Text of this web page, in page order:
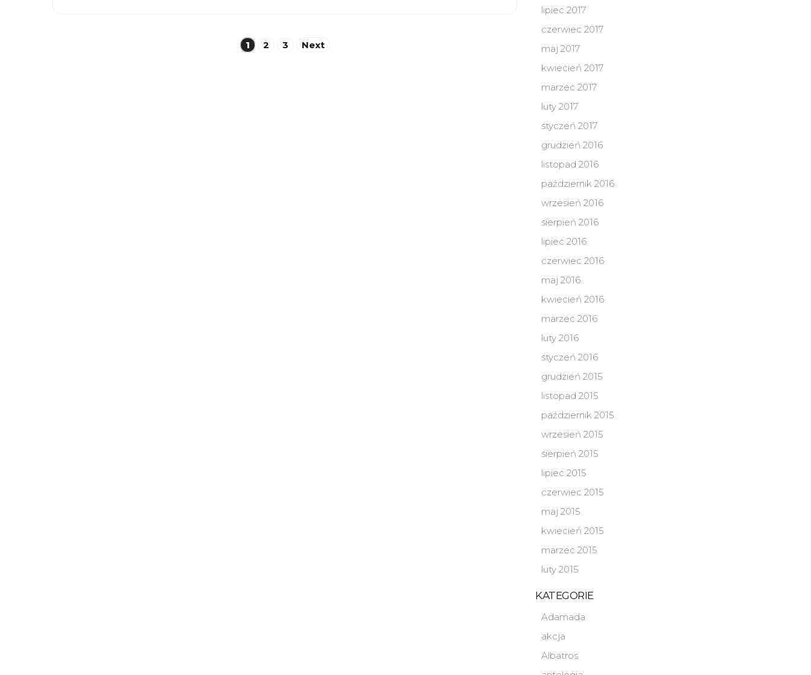
1 2 3 Next
lipiec 2017
czerwiec 2017
maj 2017
kwiecień 2017
marzec 2017
luty 2017
styczeń 2017
grudzień 2016
listopad 2016
październik 2016
wrzesień 2016
sierpień 2016
lipiec 2016
czerwiec 2016
maj 2016
kwiecień 2016
marzec 2016
luty 2016
styczeń 2016
grudzień 2015
listopad 2015
październik 2015
wrzesień 2015
sierpień 2015
lipiec 2015
czerwiec 2015
maj 2015
kwiecień 2015
marzec 2015
luty 2015
KATEGORIE
Adamada
akcja
Albatros